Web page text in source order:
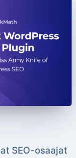
SEO-osaajat